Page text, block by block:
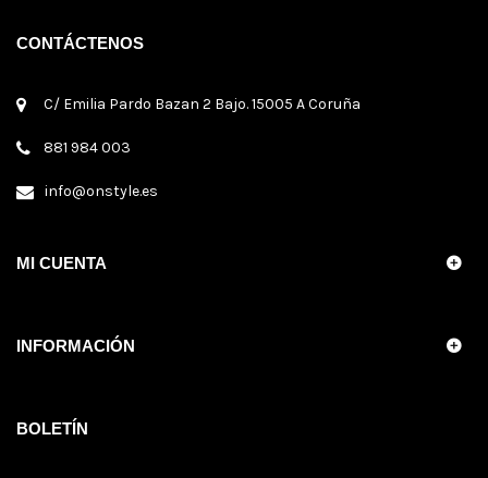
CONTÁCTENOS
C/ Emilia Pardo Bazan 2 Bajo. 15005 A Coruña
881 984 003
info@onstyle.es
MI CUENTA
INFORMACIÓN
BOLETÍN